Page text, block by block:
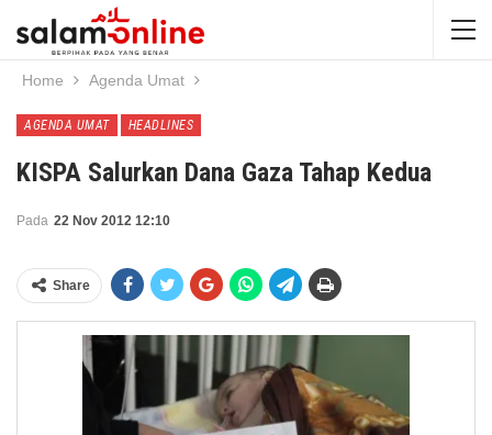
Home Agenda Umat
AGENDA UMAT HEADLINES
KISPA Salurkan Dana Gaza Tahap Kedua
Pada 22 Nov 2012 12:10
Share